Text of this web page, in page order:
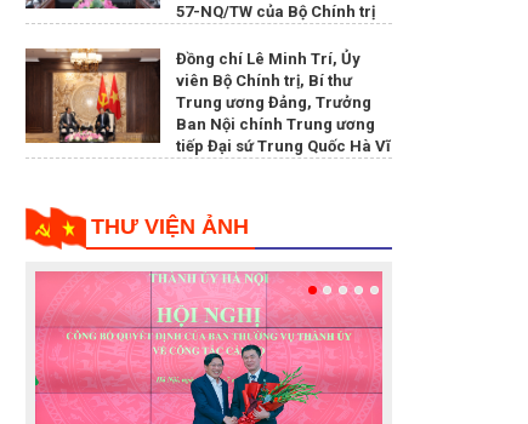
57-NQ/TW của Bộ Chính trị
Đồng chí Lê Minh Trí, Ủy
viên Bộ Chính trị, Bí thư
Trung ương Đảng, Trưởng
Ban Nội chính Trung ương
tiếp Đại sứ Trung Quốc Hà Vĩ
THƯ VIỆN ẢNH